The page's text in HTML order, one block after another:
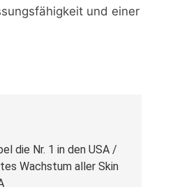
und einer
die Nr. 1 in den USA /
Wachstum aller Skin